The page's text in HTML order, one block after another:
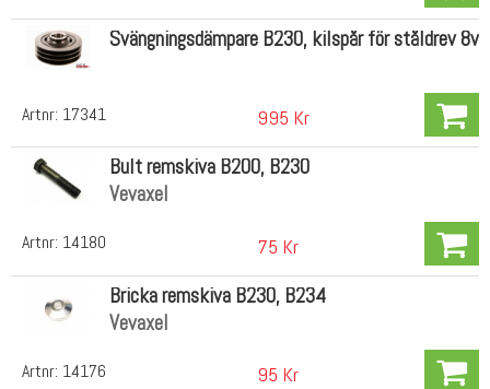
Artnr: 17341
Svängningsdämpare B230, kilspår för ståldrev 8v
995 Kr
Artnr: 14180
Bult remskiva B200, B230
Vevaxel
75 Kr
Artnr: 14176
Bricka remskiva B230, B234
Vevaxel
95 Kr